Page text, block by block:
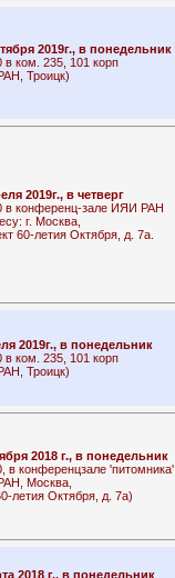
2019г., в понедельник
в ком. 235, 101 корп
Троицк)
2019г., в четверг
в конференц-зале ИЯИ РАН
г. Москва,
60-летия Октября, д. 7а.
2019г., в понедельник
в ком. 235, 101 корп
Троицк)
2018 г., в понедельник
в конференцзале 'питомника'
Москва,
летия Октября, д. 7а)
2018 г., в понедельник